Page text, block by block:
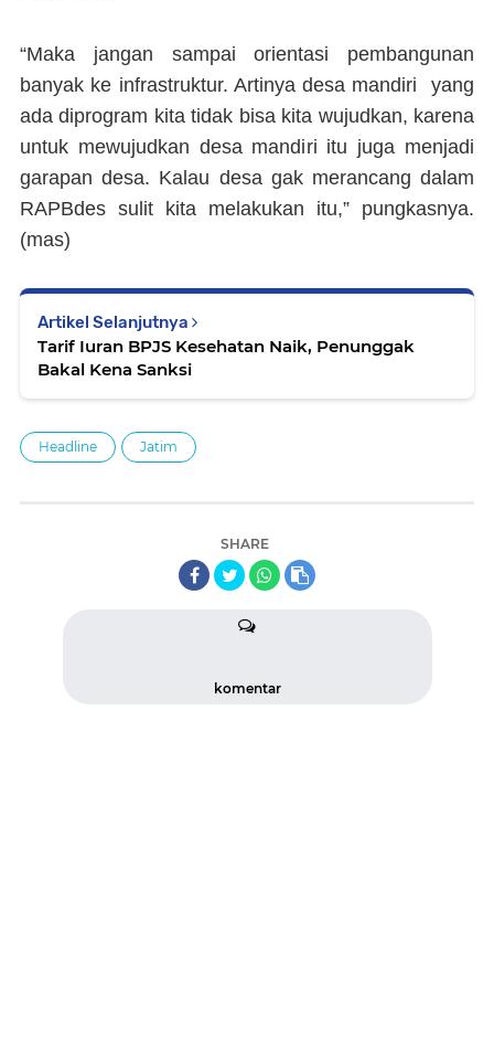
“Maka jangan sampai orientasi pembangunan
banyak ke infrastruktur. Artinya desa mandiri yang
ada diprogram kita tidak bisa kita wujudkan, karena
untuk mewujudkan desa mandiri itu juga menjadi
garapan desa. Kalau desa gak merancang dalam
RAPBdes sulit kita melakukan itu,” pungkasnya.
(mas)
Artikel Selanjutnya
Tarif Iuran BPJS Kesehatan Naik, Penunggak
Bakal Kena Sanksi
Headline Jatim
SHARE
komentar